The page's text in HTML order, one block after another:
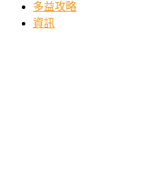
多益攻略
資訊